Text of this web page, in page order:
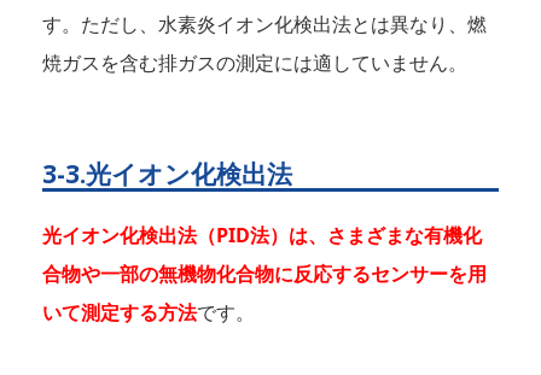
す。ただし、水素炎イオン化検出法とは異なり、燃
焼ガスを含む排ガスの測定には適していません。
3-3.光イオン化検出法
光イオン化検出法（PID法）は、さまざまな有機化
合物や一部の無機物化合物に反応するセンサーを用
いて測定する方法です。